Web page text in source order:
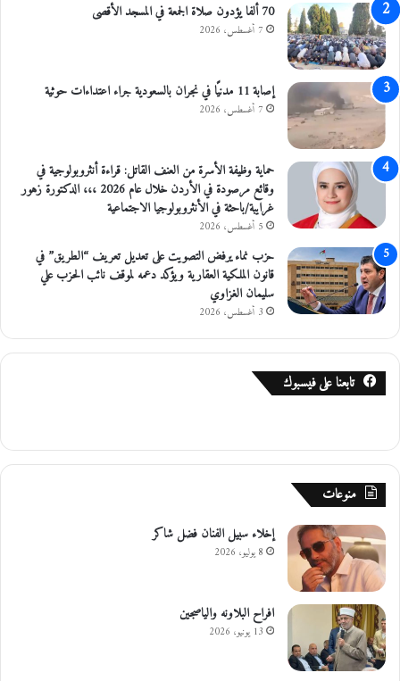
م
ج
ه
ا
ا
ل
ا
ق
ع
ة
ن
70 ألفا يؤدون صلاة الجمعة في المسجد الأقصى
7 أغسطس، 2026
إصابة 11 مدنيًا في نجران بالسعودية جراء اعتداءات حوثية
7 أغسطس، 2026
حماية وظيفة الأسرة من العنف القاتل: قراءة أنثروبولوجية في
وقائع مرصودة في الأردن خلال عام 2026 ،،، الدكتورة زهور
غرايبة/باحثة في الأنثروبولوجيا الاجتماعية
5 أغسطس، 2026
حزب نماء يرفض التصويت على تعديل تعريف “الطريق” في
قانون الملكية العقارية ويؤكد دعمه لموقف نائب الحزب علي
سليمان الغزاوي
3 أغسطس، 2026
تابعنا على فيسبوك
منوعات
إخلاء سبيل الفنان فضل شاكر
8 يوليو، 2026
افراح البلاونه والياصجين
13 يونيو، 2026